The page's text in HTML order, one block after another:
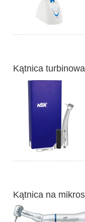
Kątnica
Kątnica na